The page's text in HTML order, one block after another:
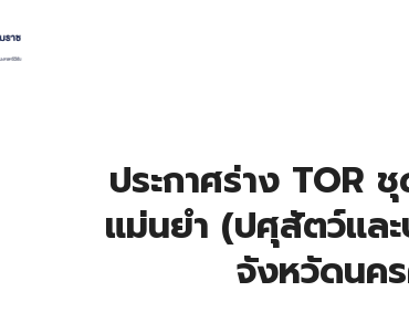
ประกาศร่าง TOR
แม่นยำ (ปศุสัตว์แล
จังหวัดนค